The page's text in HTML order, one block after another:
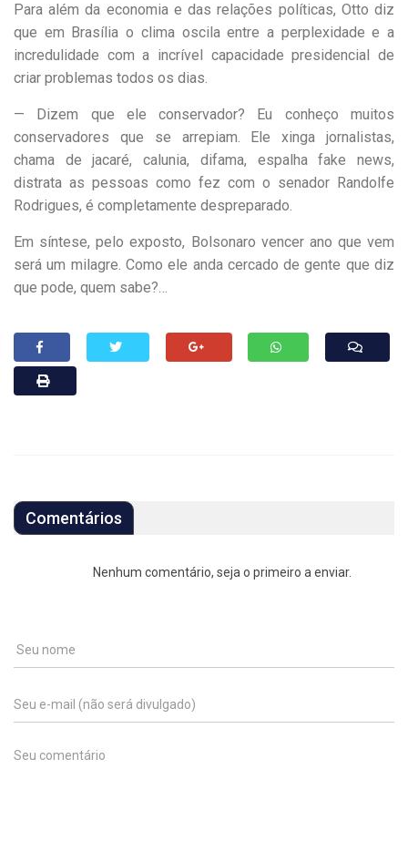
Para além da economia e das relações políticas, Otto diz
que em Brasília o clima oscila entre a perplexidade e a
incredulidade com a incrível capacidade presidencial de
criar problemas todos os dias.
— Dizem que ele conservador? Eu conheço muitos
conservadores que se arrepiam. Ele xinga jornalistas,
chama de jacaré, calunia, difama, espalha fake news,
distrata as pessoas como fez com o senador Randolfe
Rodrigues, é completamente despreparado.
Em síntese, pelo exposto, Bolsonaro vencer ano que vem
será um milagre. Como ele anda cercado de gente que diz
que pode, quem sabe?…
Comentários
Nenhum comentário, seja o primeiro a enviar.